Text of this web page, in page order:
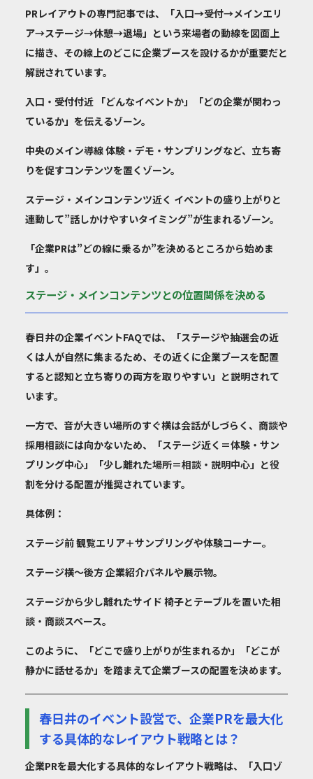
PRレイアウトの専門記事では、「入口→受付→メインエリ
ア→ステージ→休憩→退場」という来場者の動線を図面上
に描き、その線上のどこに企業ブースを設けるかが重要だと
解説されています。
入口・受付付近「どんなイベントか」「どの企業が関わっ
ているか」を伝えるゾーン。
中央のメイン導線体験・デモ・サンプリングなど、立ち寄
りを促すコンテンツを置くゾーン。
ステージ・メインコンテンツ近く イベントの盛り上がりと
連動して”話しかけやすいタイミング”が生まれるゾーン。
「企業PRは”どの線に乗るか”を決めるところから始めま
す」。
ステージ・メインコンテンツとの位置関係を決める
春日井の企業イベントFAQでは、「ステージや抽選会の近
くは人が自然に集まるため、その近くに企業ブースを配置
すると認知と立ち寄りの両方を取りやすい」と説明されて
います。
一方で、音が大きい場所のすぐ横は会話がしづらく、商談や
採用相談には向かないため、「ステージ近く＝体験・サン
プリング中心」「少し離れた場所＝相談・説明中心」と役
割を分ける配置が推奨されています。
具体例：
ステージ前観覧エリア＋サンプリングや体験コーナー。
ステージ横〜後方企業紹介パネルや展示物。
ステージから少し離れたサイド 椅子とテーブルを置いた相
談・商談スペース。
このように、「どこで盛り上がりが生まれるか」「どこが
静かに話せるか」を踏まえて企業ブースの配置を決めます。
春日井のイベント設営で、企業PRを最大化
する具体的なレイアウト戦略とは？
企業PRを最大化する具体的なレイアウト戦略は、「入口ゾ